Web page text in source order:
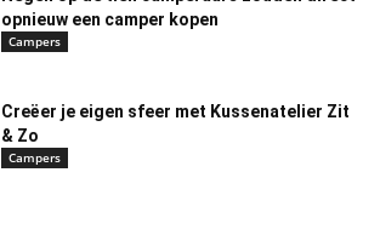
opnieuw een camper kopen
Campers
Creëer je eigen sfeer met Kussenatelier Zit
& Zo
Campers